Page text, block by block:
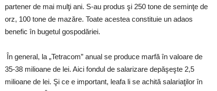
partener de mai mulţi ani. S-au produs şi 250 tone de seminţe de
orz, 100 tone de mazăre. Toate acestea constituie un adaos
benefic în bugetul gospodăriei.
În general, la „Tetracom” anual se produce marfă în valoare de
35-38 milioane de lei. Aici fondul de salarizare depăşeşte 2,5
milioane de lei. Şi ce e important, leafa li se achită salariaţilor în